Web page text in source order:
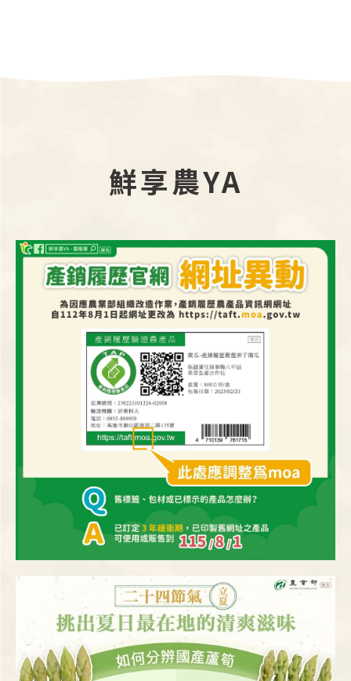
鮮享農YA